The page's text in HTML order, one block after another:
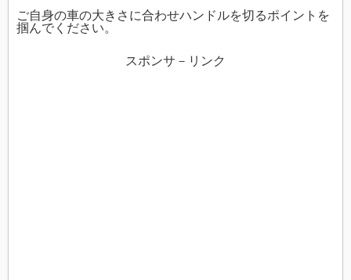
ご自身の車の大きさに合わせハンドルを切るポイントを
掴んでください。
スポンサ－リンク